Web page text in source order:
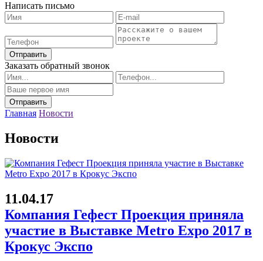
Написать письмо
Отправить
Заказать обратный звонок
Главная Новости
Новости
11.04.17
Компания Гефест Проекция приняла
участие в Выставке Metro Expo 2017 в
Крокус Экспо